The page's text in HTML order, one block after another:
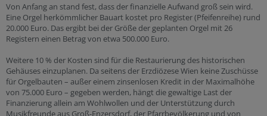
Von Anfang an stand fest, dass der finanzielle Aufwand groß sein wird.
Eine Orgel herkömmlicher Bauart kostet pro Register (Pfeifenreihe) rund
20.000 Euro. Das ergibt bei der Größe der geplanten Orgel mit 26
Registern einen Betrag von etwa 500.000 Euro.
Weitere 10 % der Kosten sind für die Restaurierung des historischen
Gehäuses einzuplanen. Da seitens der Erzdiözese Wien keine Zuschüsse
für Orgelbauten – außer einem zinsenlosen Kredit in der Maximalhöhe
von 75.000 Euro – gegeben werden, hängt die gewaltige Last der
Finanzierung allein am Wohlwollen und der Unterstützung durch
Musikfreunde aus Groß-Enzersdorf, der Pfarrbevölkerung und von